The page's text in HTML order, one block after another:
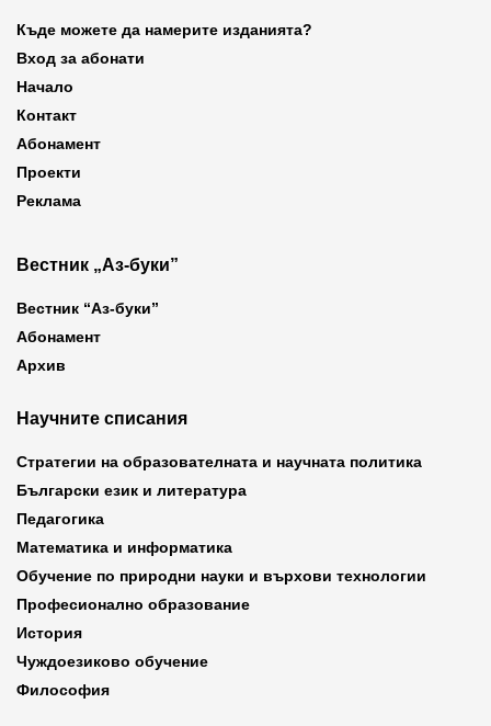
Къде можете да намерите изданията?
Вход за абонати
Начало
Контакт
Абонамент
Проекти
Реклама
Вестник „Аз-буки”
Вестник “Аз-буки”
Абонамент
Архив
Научните списания
Стратегии на образователната и научната политика
Български език и литература
Педагогика
Математика и информатика
Обучение по природни науки и върхови технологии
Професионално образование
История
Чуждоезиково обучение
Философия